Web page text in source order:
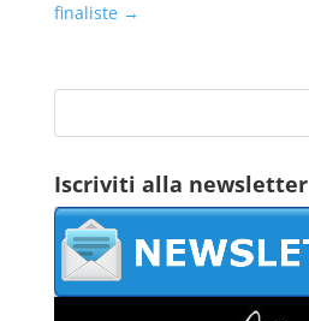
finaliste →
Iscriviti alla newsletter